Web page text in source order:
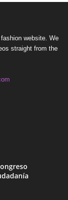
website. We
straight from the